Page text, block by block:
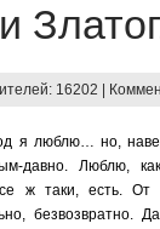
16202 |
я люблю… но,
давно. Люблю, как
ж таки, есть. От